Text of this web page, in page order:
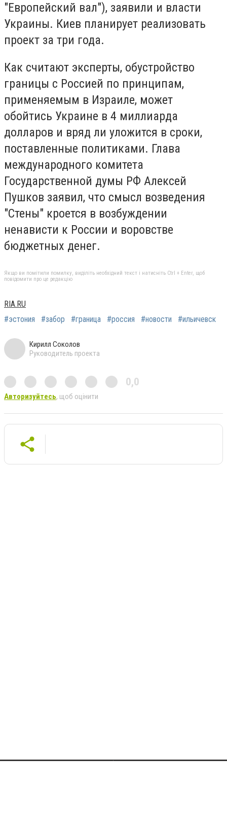
"Европейский вал"), заявили и власти
Украины. Киев планирует реализовать
проект за три года.
Как считают эксперты, обустройство
границы с Россией по принципам,
применяемым в Израиле, может
обойтись Украине в 4 миллиарда
долларов и вряд ли уложится в сроки,
поставленные политиками. Глава
международного комитета
Государственной думы РФ Алексей
Пушков заявил, что смысл возведения
"Стены" кроется в возбуждении
ненависти к России и воровстве
бюджетных денег.
Якщо ви помітили помилку, виділіть необхідний текст і натисніть Ctrl + Enter, щоб
повідомити про це редакцію
RIA.RU
#эстония
#забор #граница #россия #новости #ильичевск
Кирилл Соколов
Руководитель проекта
0,0
Авторизуйтесь, щоб оцінити